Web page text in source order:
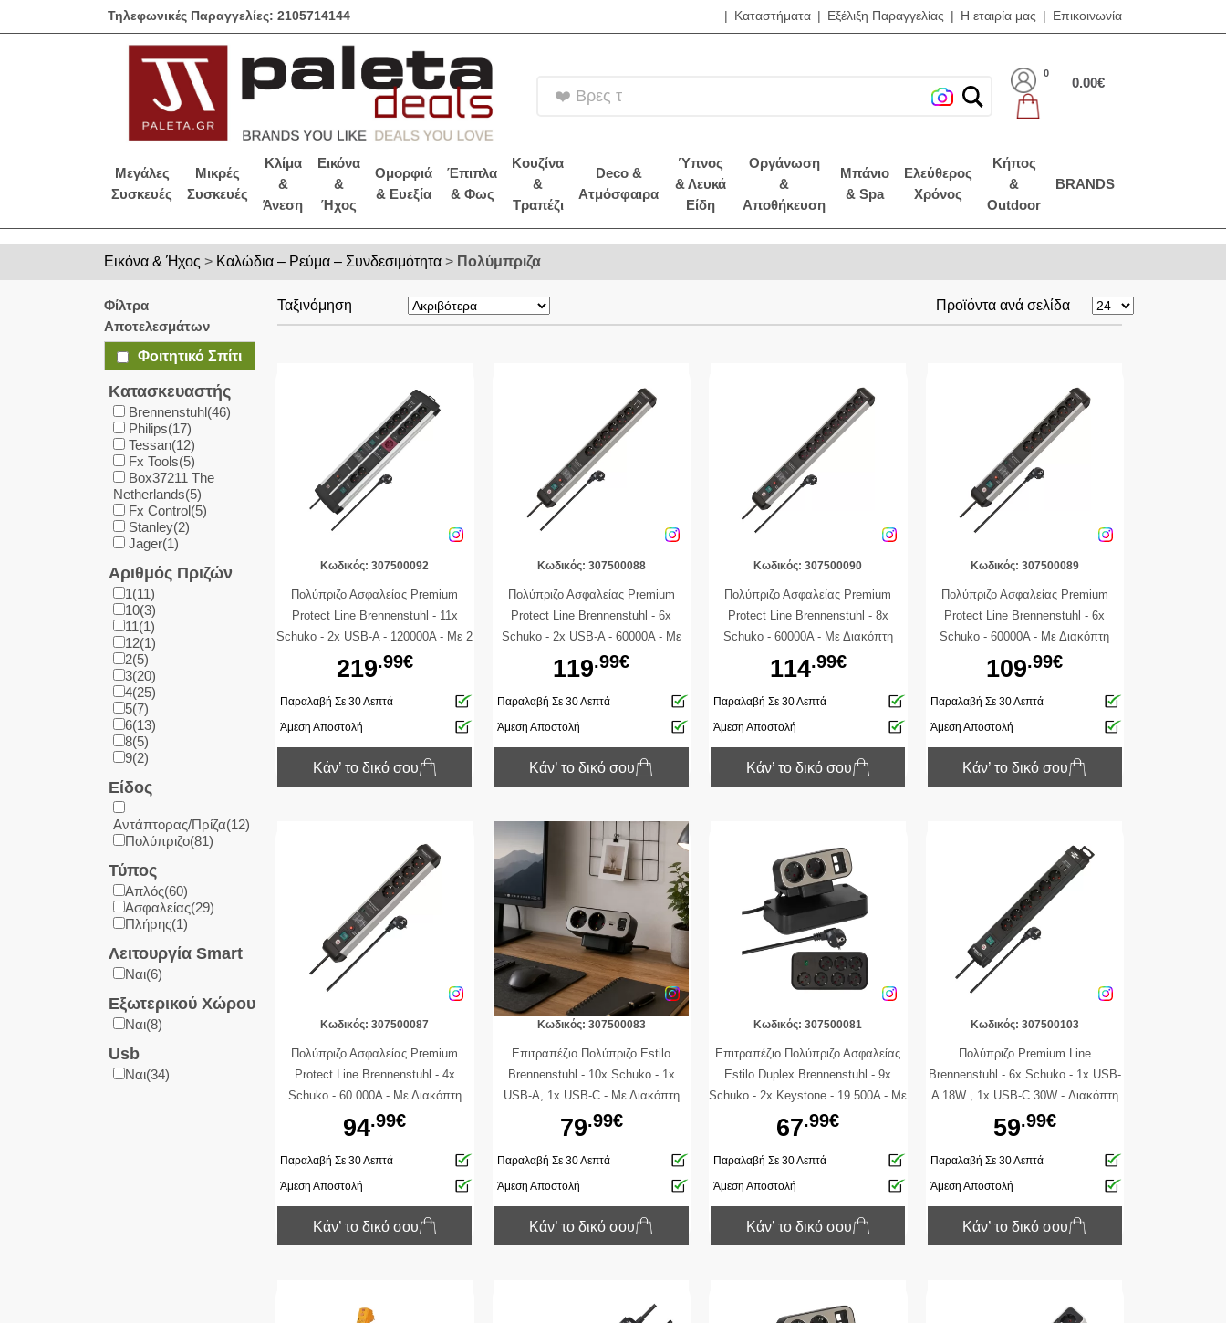
Τηλεφωνικές Παραγγελίες: 2105714144 Καταστήματα Εξέλιξη Παραγγελίας Η εταιρία μας Επικοινωνία
❤️ Βρες τα Brands
0
0.00€
Μεγάλες
Συσκευές
Μικρές
Συσκευές
Κλίμα
&
Άνεση
Εικόνα
&
Ήχος
Ομορφιά
& Ευεξία
Έπιπλα
& Φως
Κουζίνα
&
Τραπέζι
Deco &
Ατμόσφαιρα
Ύπνος
& Λευκά
Είδη
Οργάνωση
&
Αποθήκευση
Μπάνιο
& Spa
Ελεύθερος
Χρόνος
Κήπος
&
Outdoor
BRANDS
Εικόνα & Ήχος > Καλώδια – Ρεύμα – Συνδεσιμότητα > Πολύμπριζα
Φίλτρα
Αποτελεσμάτων
Φοιτητικό Σπίτι
Κατασκευαστής
Brennenstuhl(46)
Philips(17)
Tessan(12)
Fx Tools(5)
Box37211 The
Netherlands(5)
Fx Control(5)
Stanley(2)
Jager(1)
Αριθμός Πριζών
1(11)
10(3)
11(1)
12(1)
2(5)
3(20)
4(25)
5(7)
6(13)
8(5)
9(2)
Είδος
Αντάπτορας/Πρίζα(12)
Πολύπριζο(81)
Τύπος
Απλός(60)
Ασφαλείας(29)
Πλήρης(1)
Λειτουργία Smart
Nαι(6)
Εξωτερικού Χώρου
Nαι(8)
Usb
Ναι(34)
Ταξινόμηση Προϊόντα ανά σελίδα
Κωδικός: 307500092
Πολύπριζο Ασφαλείας Premium
Protect Line Brennenstuhl - 11x
Schuko - 2x USB-A - 120000A - Με 2
Διακόπτες On/Off - Καλώδιο 3m -
Ασημί / Μαύρο
219.99€
Παραλαβή Σε 30 Λεπτά
Άμεση Αποστολή
Κάν’ το δικό σου
Κωδικός: 307500088
Πολύπριζο Ασφαλείας Premium
Protect Line Brennenstuhl - 6x
Schuko - 2x USB-A - 60000A - Με
Διακόπτη On/Off - Καλώδιο 3m -
Ασημί / Μαύρο
119.99€
Παραλαβή Σε 30 Λεπτά
Άμεση Αποστολή
Κάν’ το δικό σου
Κωδικός: 307500090
Πολύπριζο Ασφαλείας Premium
Protect Line Brennenstuhl - 8x
Schuko - 60000A - Με Διακόπτη
On/Off - Καλώδιο 3m - Ασημί /
Μαύρο
114.99€
Παραλαβή Σε 30 Λεπτά
Άμεση Αποστολή
Κάν’ το δικό σου
Κωδικός: 307500089
Πολύπριζο Ασφαλείας Premium
Protect Line Brennenstuhl - 6x
Schuko - 60000A - Με Διακόπτη
On/Off - Καλώδιο 3m - Ασημί /
Μαύρο
109.99€
Παραλαβή Σε 30 Λεπτά
Άμεση Αποστολή
Κάν’ το δικό σου
Κωδικός: 307500087
Πολύπριζο Ασφαλείας Premium
Protect Line Brennenstuhl - 4x
Schuko - 60.000A - Με Διακόπτη
On/Off - Καλώδιο 3m - Ασημί /
Μαύρο
94.99€
Παραλαβή Σε 30 Λεπτά
Άμεση Αποστολή
Κάν’ το δικό σου
Κωδικός: 307500083
Επιτραπέζιο Πολύπριζο Estilo
Brennenstuhl - 10x Schuko - 1x
USB-A, 1x USB-C - Με Διακόπτη
On/Off - Καλώδιο 2m - Black
79.99€
Παραλαβή Σε 30 Λεπτά
Άμεση Αποστολή
Κάν’ το δικό σου
Κωδικός: 307500081
Επιτραπέζιο Πολύπριζο Ασφαλείας
Estilo Duplex Brennenstuhl - 9x
Schuko - 2x Keystone - 19.500A - Με
Διακόπτη On/Off - Καλώδιο 2m -
Black
67.99€
Παραλαβή Σε 30 Λεπτά
Άμεση Αποστολή
Κάν’ το δικό σου
Κωδικός: 307500103
Πολύπριζο Premium Line
Brennenstuhl - 6x Schuko - 1x USB-
A 18W , 1x USB-C 30W - Διακόπτη
On/Off - Καλώδιο 3m - Black
59.99€
Παραλαβή Σε 30 Λεπτά
Άμεση Αποστολή
Κάν’ το δικό σου